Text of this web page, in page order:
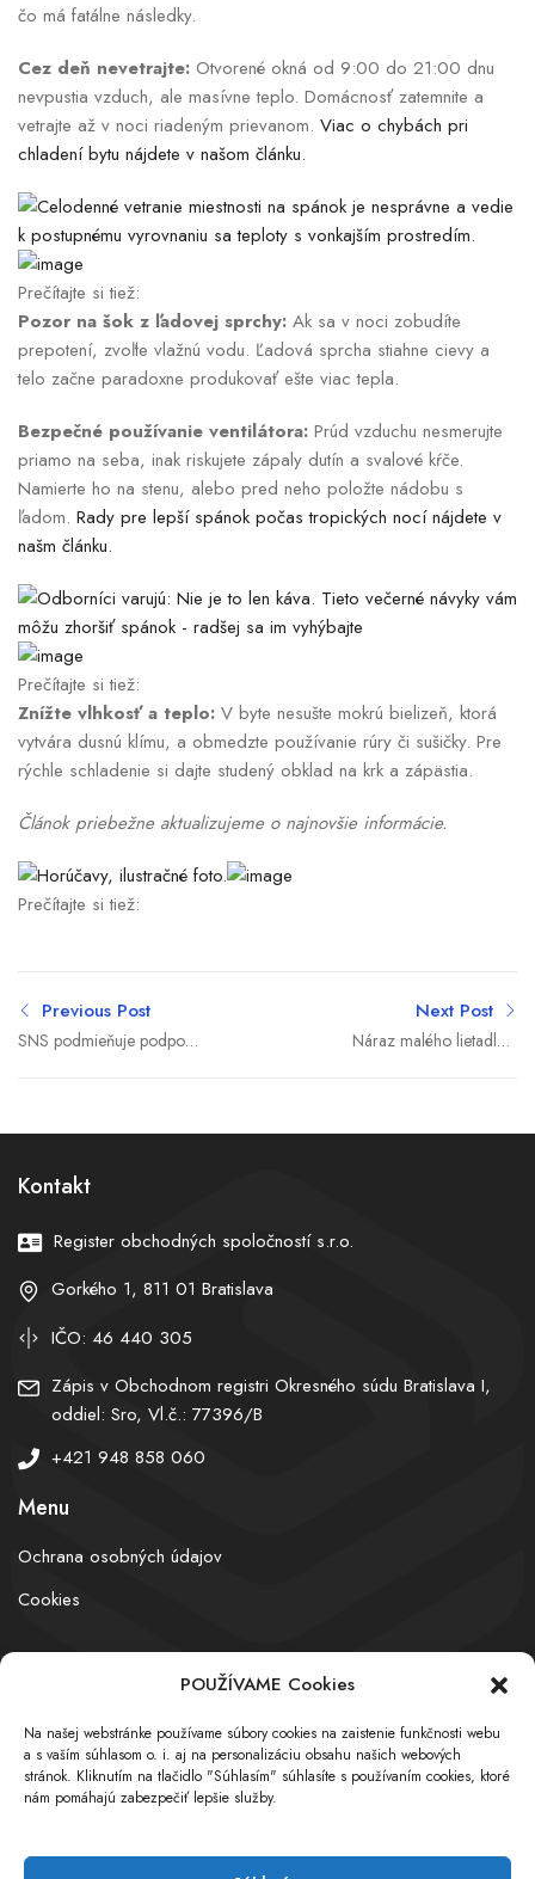
POUŽÍVAME Cookies
Na našej webstránke používame súbory cookies na zaistenie funkčnosti webu
a s vaším súhlasom o. i. aj na personalizáciu obsahu našich webových
stránok. Kliknutím na tlačidlo "Súhlasím" súhlasíte s používaním cookies, ktoré
nám pomáhajú zabezpečiť lepšie služby.
čo má fatálne následky.
Cez deň nevetrajte: Otvorené okná od 9:00 do 21:00 dnu
nevpustia vzduch, ale masívne teplo. Domácnosť zatemnite a
vetrajte až v noci riadeným prievanom. Viac o chybách pri
chladení bytu nájdete v našom článku.
Prečítajte si tiež:
Pozor na šok z ľadovej sprchy: Ak sa v noci zobudíte
prepotení, zvoľte vlažnú vodu. Ľadová sprcha stiahne cievy a
telo začne paradoxne produkovať ešte viac tepla.
Bezpečné používanie ventilátora: Prúd vzduchu nesmerujte
priamo na seba, inak riskujete zápaly dutín a svalové kŕče.
Namierte ho na stenu, alebo pred neho položte nádobu s
ľadom. Rady pre lepší spánok počas tropických nocí nájdete v
našm článku.
Prečítajte si tiež:
Znížte vlhkosť a teplo: V byte nesušte mokrú bielizeň, ktorá
vytvára dusnú klímu, a obmedzte používanie rúry či sušičky. Pre
rýchle schladenie si dajte studený obklad na krk a zápästia.
Článok priebežne aktualizujeme o najnovšie informácie.
Prečítajte si tiež:
Previous Post
SNS podmieňuje podporu
Next Post
Náraz malého lietadla v
Kontakt
Register obchodných spoločností s.r.o.
Gorkého 1, 811 01 Bratislava
IČO: 46 440 305
Zápis v Obchodnom registri Okresného súdu Bratislava I,
oddiel: Sro, Vl.č.: 77396/B
+421 948 858 060
Menu
Ochrana osobných údajov
Cookies